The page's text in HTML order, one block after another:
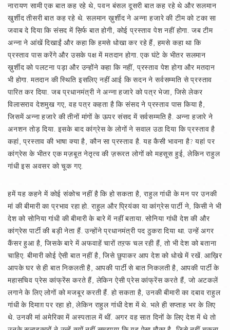
नारायण सामी एक बात कह रहे थे, पवन बंसल दूसरी बात कह रहे थे और सलमान
खुर्शीद तीसरी बात कह रहे थे. सलमान ख़ुर्शीद ने अन्ना हजारे की टीम को टका सा
जवाब दे दिया कि संसद में स़िर्फ बात होगी, कोई प्रस्ताव पेश नहीं होगा. जब टीम
अन्ना ने आंखें दिखाईं और कहा कि हमसे धोखा कर रहे हैं, हमसे कहा था कि
प्रस्ताव पास करेंगे और उसके पक्ष में मतदान होगा. एक घंटे के भीतर सलमान
ख़ुर्शीद को पलटना पड़ा और उन्होंने कहा कि नहीं, प्रस्ताव पेश होगा और मतदान
भी होगा. मतदान की स्थिति इसलिए नहीं आई कि सदन ने सर्वसम्मति से प्रस्ताव
पारित कर दिया. जब प्रधानमंत्री ने अन्ना हजारे को पत्र भेजा, जिसे लेकर
विलासराव देशमुख गए, वह पत्र कहता है कि संसद ने प्रस्ताव पास किया है,
जिसमें अन्ना हजारे की तीनों मांगों के ऊपर संसद में सर्वसम्मति है. अन्ना हजारे ने
अनशन तोड़ दिया. इसके बाद कांग्रेस के लोगों ने सवाल उठा दिया कि प्रस्ताव है
कहां, प्रस्ताव की भाषा क्या है, कौन सा प्रस्ताव है. यह कैसी भावना है? यहां पर
कांग्रेस के भीतर एक मज़बूत नेतृत्व की ज़रूरत लोगों को महसूस हुई, लेकिन राहुल
गांधी इस अवसर को चूक गए.
हमें यह कहने में कोई संकोच नहीं है कि हो सकता है, राहुल गांधी के मन पर उनकी
मां की बीमारी का प्रभाव रहा हो. राहुल और प्रियंका या कांग्रेस पार्टी ने, किसी ने भी
देश को सोनिया गांधी की बीमारी के बारे में नहीं बताया. सोनिया गांधी देश की और
कांग्रेस पार्टी की बड़ी नेता हैं. उन्होंने प्रधानमंत्री पद ठुकरा दिया था. उन्हें अगर
कैंसर हुआ है, जिसके बारे में अफवाहें चारों तऱफ चल रही हैं, तो भी देश को बताना
चाहिए. बीमारी कोई ऐसी बात नहीं है, जिसे छुपाकर आप देश को धोखे में रखें. आख़िर
आपके घर से ही बात निकलती है, आपकी पार्टी से बात निकलती है, आपकी पार्टी के
महासचिव प्रेस कांफ्रेंस करते हैं, लेकिन ऐसी प्रेस कांफ्रेंस करते हैं, जो अटकलें
लगाने के लिए लोगों को मजबूर करती हैं. हो सकता है, उनकी बीमारी का दबाव राहुल
गांधी के दिमाग़ पर रहा हो, लेकिन राहुल गांधी देश में थे. भले ही सप्ताह भर के लिए
थे. उनकी मां अमेरिका में अस्पताल में थीं. अगर वह सात दिनों के लिए देश में थे तो